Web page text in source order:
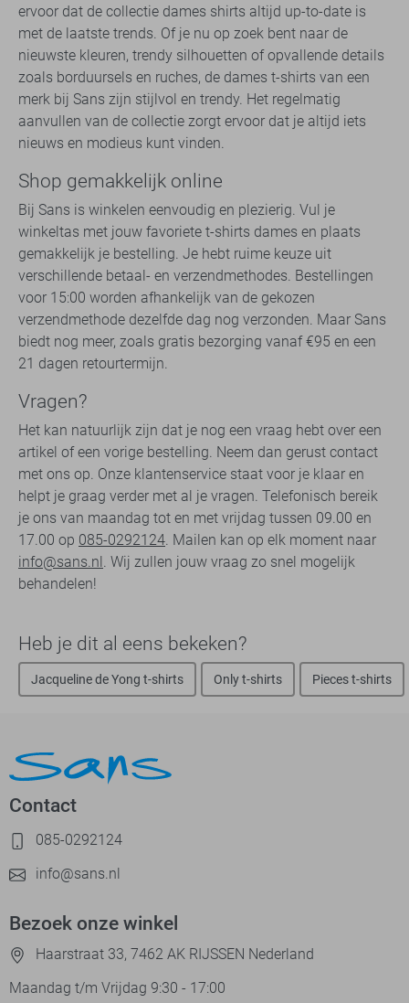
ervoor dat de collectie dames shirts altijd up-to-date is
met de laatste trends. Of je nu op zoek bent naar de
nieuwste kleuren, trendy silhouetten of opvallende details
zoals borduursels en ruches, de dames t-shirts van een
merk bij Sans zijn stijlvol en trendy. Het regelmatig
aanvullen van de collectie zorgt ervoor dat je altijd iets
nieuws en modieus kunt vinden.
Shop gemakkelijk online
Bij Sans is winkelen eenvoudig en plezierig. Vul je
winkeltas met jouw favoriete t-shirts dames en plaats
gemakkelijk je bestelling. Je hebt ruime keuze uit
verschillende betaal- en verzendmethodes. Bestellingen
voor 15:00 worden afhankelijk van de gekozen
verzendmethode dezelfde dag nog verzonden. Maar Sans
biedt nog meer, zoals gratis bezorging vanaf €95 en een
21 dagen retourtermijn.
Vragen?
Het kan natuurlijk zijn dat je nog een vraag hebt over een
artikel of een vorige bestelling. Neem dan gerust contact
met ons op. Onze klantenservice staat voor je klaar en
helpt je graag verder met al je vragen. Telefonisch bereik
je ons van maandag tot en met vrijdag tussen 09.00 en
17.00 op 085-0292124. Mailen kan op elk moment naar
info@sans.nl. Wij zullen jouw vraag zo snel mogelijk
behandelen!
Heb je dit al eens bekeken?
Jacqueline de Yong t-shirts Only t-shirts Pieces t-shirts
Contact
085-0292124
info@sans.nl
Bezoek onze winkel
Haarstraat 33, 7462 AK RIJSSEN Nederland
Maandag t/m Vrijdag 9:30 - 17:00